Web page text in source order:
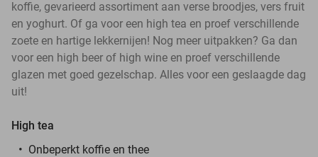
koffie, gevarieerd assortiment aan verse broodjes, vers fruit
en yoghurt. Of ga voor een high tea en proef verschillende
zoete en hartige lekkernijen! Nog meer uitpakken? Ga dan
voor een high beer of high wine en proef verschillende
glazen met goed gezelschap. Alles voor een geslaagde dag
uit!
High tea
Onbeperkt koffie en thee